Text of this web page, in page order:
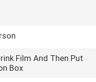
Film And Then Put
Box